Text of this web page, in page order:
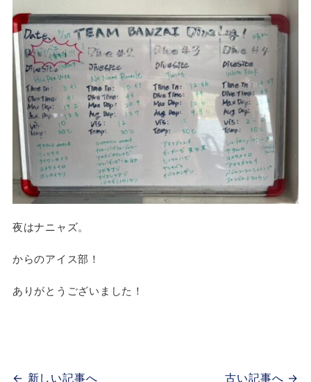
夜はナニャズ。
からのアイス部！
ありがとうございました！
古い記事へ →
← 新しい記事へ